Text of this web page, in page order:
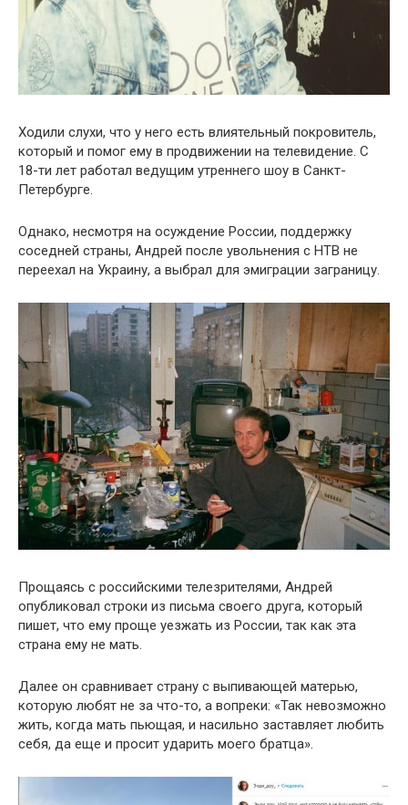
Ходили слухи, что у него есть влиятельный покровитель,
который и помог ему в продвижении на телевидение. С
18-ти лет работал ведущим утреннего шоу в Санкт-
Петербурге.
Однако, несмотря на осуждение России, поддержку
соседней страны, Андрей после увольнения с НТВ не
переехал на Украину, а выбрал для эмиграции заграницу.
Прощаясь с российскими телезрителями, Андрей
опубликовал строки из письма своего друга, который
пишет, что ему проще уезжать из России, так как эта
страна ему не мать.
Далее он сравнивает страну с выпивающей матерью,
которую любят не за что-то, а вопреки: «Так невозможно
жить, когда мать пьющая, и насильно заставляет любить
себя, да еще и просит ударить моего братца».